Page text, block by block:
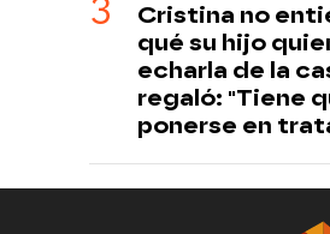
Cristina no
qué su hijo
echarla de la
regaló: "Tiene
ponerse en